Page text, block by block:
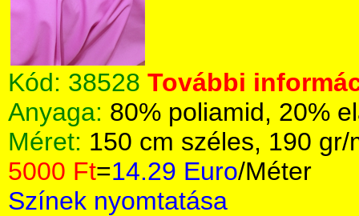
Kód: 38528 További
Anyaga: 80% poliamid, 20%
Méret: 150 cm széles, 190 gr/
5000 Ft=14.29 Euro/Méter
Színek nyomtatása